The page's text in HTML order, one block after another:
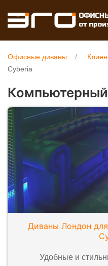
Офисные диваны
Cyberia
Диваны Лондон
Удобные и